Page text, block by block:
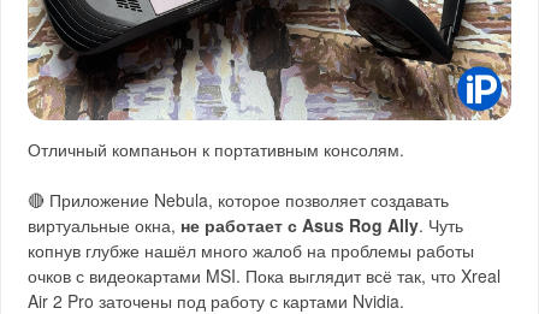
Отличный компаньон к портативным консолям.
🔴 Приложение Nebula, которое позволяет создавать
виртуальные окна, не работает с Asus Rog Ally. Чуть
копнув глубже нашёл много жалоб на проблемы работы
очков с видеокартами MSI. Пока выглядит всё так, что Xreal
Air 2 Pro заточены под работу с картами Nvidia.